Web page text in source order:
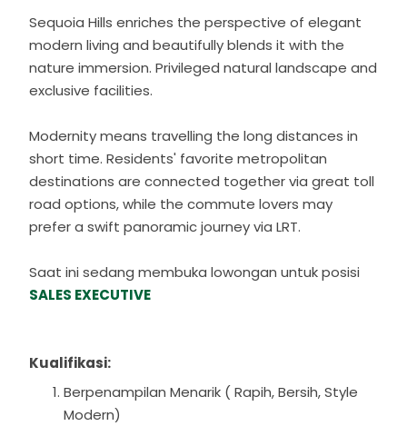
Sequoia Hills enriches the perspective of elegant
modern living and beautifully blends it with the
nature immersion. Privileged natural landscape and
exclusive facilities.
Modernity means travelling the long distances in
short time. Residents' favorite metropolitan
destinations are connected together via great toll
road options, while the commute lovers may
prefer a swift panoramic journey via LRT.
Saat ini sedang membuka lowongan untuk posisi
SALES EXECUTIVE
Kualifikasi:
Berpenampilan Menarik ( Rapih, Bersih, Style
Modern)